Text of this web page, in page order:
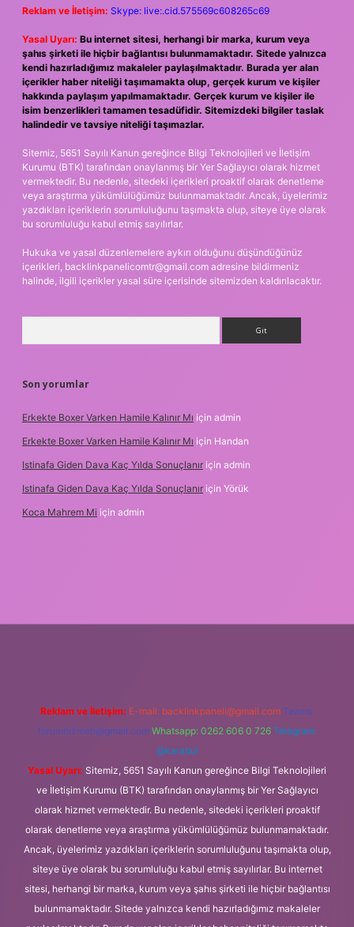
Reklam ve İletişim: Skype: live:.cid.575569c608265c69
Yasal Uyarı: Bu internet sitesi, herhangi bir marka, kurum veya
şahıs şirketi ile hiçbir bağlantısı bulunmamaktadır. Sitede yalnızca
kendi hazırladığımız makaleler paylaşılmaktadır. Burada yer alan
içerikler haber niteliği taşımamakta olup, gerçek kurum ve kişiler
hakkında paylaşım yapılmamaktadır. Gerçek kurum ve kişiler ile
isim benzerlikleri tamamen tesadüfidir. Sitemizdeki bilgiler taslak
halindedir ve tavsiye niteliği taşımazlar.
Sitemiz, 5651 Sayılı Kanun gereğince Bilgi Teknolojileri ve İletişim
Kurumu (BTK) tarafından onaylanmış bir Yer Sağlayıcı olarak hizmet
vermektedir. Bu nedenle, sitedeki içerikleri proaktif olarak denetleme
veya araştırma yükümlülüğümüz bulunmamaktadır. Ancak, üyelerimiz
yazdıkları içeriklerin sorumluluğunu taşımakta olup, siteye üye olarak
bu sorumluluğu kabul etmiş sayılırlar.
Hukuka ve yasal düzenlemelere aykırı olduğunu düşündüğünüz
içerikleri, backlinkpanelicomtr@gmail.com adresine bildirmeniz
halinde, ilgili içerikler yasal süre içerisinde sitemizden kaldırılacaktır.
Son yorumlar
Erkekte Boxer Varken Hamile Kalınır Mı için admin
Erkekte Boxer Varken Hamile Kalınır Mı için Handan
Istinafa Giden Dava Kaç Yılda Sonuçlanır için admin
Istinafa Giden Dava Kaç Yılda Sonuçlanır için Yörük
Koca Mahrem Mi için admin
Reklam ve İletişim: E-mail: backlinkpaneli@gmail.com Teams:
forumhizmeti@gmail.com Whatsapp: 0262 606 0 726 Telegram:
@karabul
Yasal Uyarı: Sitemiz, 5651 Sayılı Kanun gereğince Bilgi Teknolojileri
ve İletişim Kurumu (BTK) tarafından onaylanmış bir Yer Sağlayıcı
olarak hizmet vermektedir. Bu nedenle, sitedeki içerikleri proaktif
olarak denetleme veya araştırma yükümlülüğümüz bulunmamaktadır.
Ancak, üyelerimiz yazdıkları içeriklerin sorumluluğunu taşımakta olup,
siteye üye olarak bu sorumluluğu kabul etmiş sayılırlar. Bu internet
sitesi, herhangi bir marka, kurum veya şahıs şirketi ile hiçbir bağlantısı
bulunmamaktadır. Sitede yalnızca kendi hazırladığımız makaleler